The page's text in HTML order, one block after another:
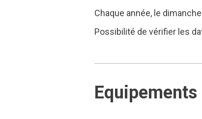
Chaque année, le
Possibilité de vérifier les